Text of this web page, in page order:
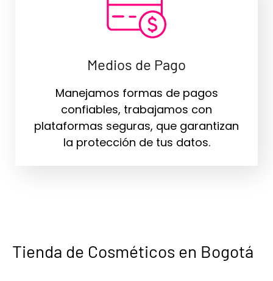
Medios de Pago
Manejamos formas de pagos
confiables, trabajamos con
plataformas seguras, que garantizan
la protección de tus datos.
Tienda de Cosméticos en Bogotá